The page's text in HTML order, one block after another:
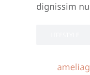
dignissim